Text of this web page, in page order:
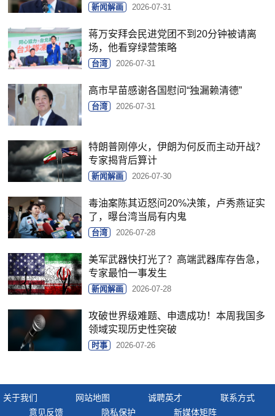
新闻解画 2026-07-31
蒋万安拜会民进党团不到20分钟被请离
场，他看穿绿营策略
台湾 2026-07-31
高市早苗感谢各国慰问“独漏赖清德”
台湾 2026-07-31
特朗普刚停火，伊朗为何反而主动开战？
专家揭背后算计
新闻解画 2026-07-30
毒油案陈其迈怒问20%决策，卢秀燕证实
了，曝台湾当局有内鬼
台湾 2026-07-28
美军武器快打光了？高端武器库存告急，
专家最怕一事发生
新闻解画 2026-07-28
攻破世界级难题、申遗成功！本周我国多
领域实现历史性突破
时事 2026-07-26
关于我们 网站地图 诚聘英才
联系方式
意见反馈
隐私保护 新媒体矩阵